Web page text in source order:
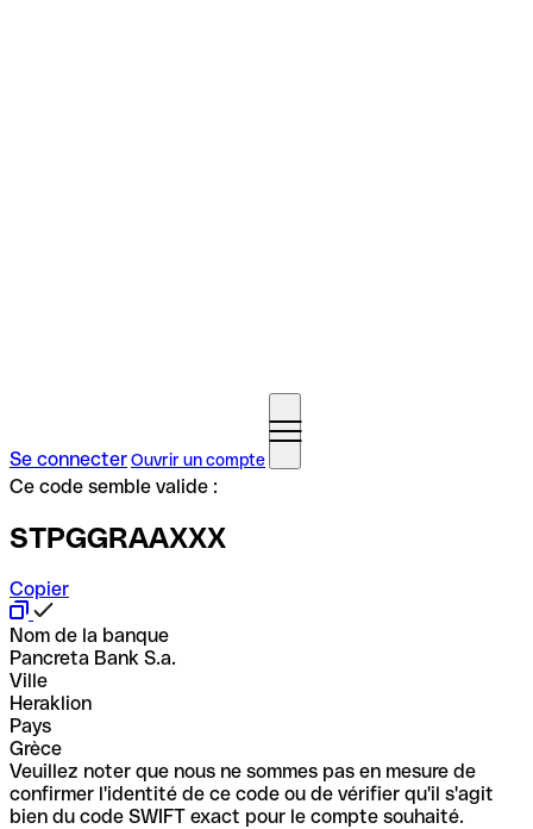
Se connecterOuvrir un compte
Ce code semble valide :
STPGGRAAXXX
Copier
Nom de la banque
Pancreta Bank S.a.
Ville
Heraklion
Pays
Grèce
Veuillez noter que nous ne sommes pas en mesure de
confirmer l'identité de ce code ou de vérifier qu'il s'agit
bien du code SWIFT exact pour le compte souhaité.